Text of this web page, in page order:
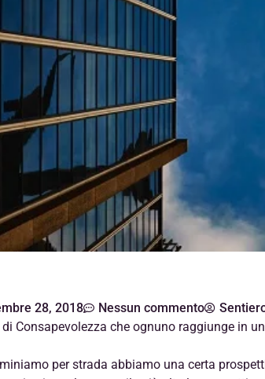
28, 2018 Nessun commento
Consapevolezza che ognuno raggiunge in
per strada abbiamo una certa